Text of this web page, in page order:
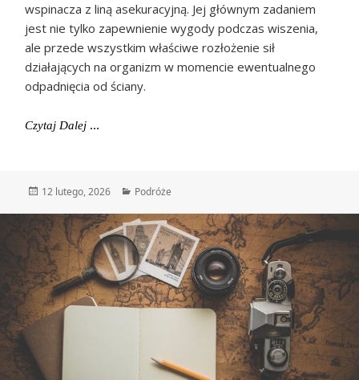
wspinacza z liną asekuracyjną. Jej głównym zadaniem
jest nie tylko zapewnienie wygody podczas wiszenia,
ale przede wszystkim właściwe rozłożenie sił
działających na organizm w momencie ewentualnego
odpadnięcia od ściany.
Czytaj Dalej
Data
12 lutego, 2026 Kategorie
Podróże